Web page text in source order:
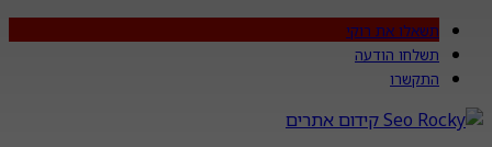
תשאלו את רוקי
תשלחו הודעה
התקשרו